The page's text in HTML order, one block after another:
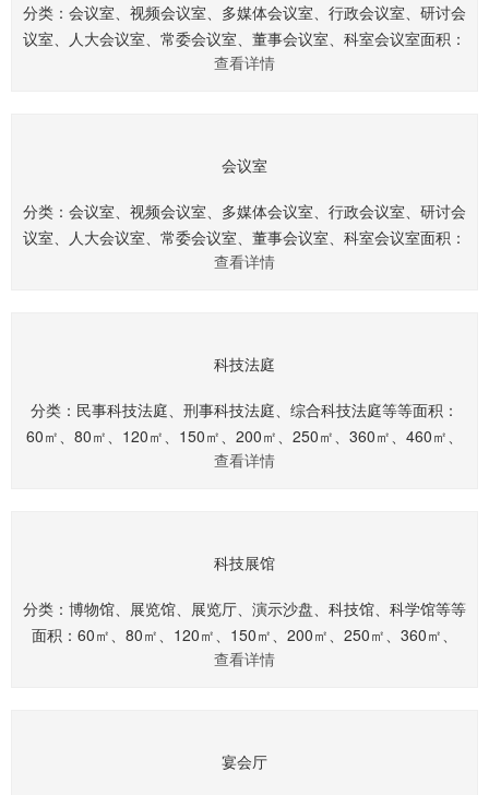
分类：会议室、视频会议室、多媒体会议室、行政会议室、研讨会
议室、人大会议室、常委会议室、董事会议室、科室会议室面积：
40㎡、60㎡、80㎡、120㎡、150㎡、200㎡、250㎡、360
查看详情
会议室
分类：会议室、视频会议室、多媒体会议室、行政会议室、研讨会
议室、人大会议室、常委会议室、董事会议室、科室会议室面积：
40㎡、60㎡、80㎡、120㎡、150㎡、200㎡、250㎡、360
查看详情
科技法庭
分类：民事科技法庭、刑事科技法庭、综合科技法庭等等面积：
60㎡、80㎡、120㎡、150㎡、200㎡、250㎡、360㎡、460㎡、
560㎡、660㎡.........
查看详情
科技展馆
分类：博物馆、展览馆、展览厅、演示沙盘、科技馆、科学馆等等
面积：60㎡、80㎡、120㎡、150㎡、200㎡、250㎡、360㎡、
460㎡、560㎡、660㎡.........
查看详情
宴会厅